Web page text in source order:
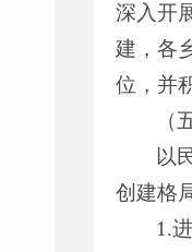
深入开
建，各
位，并
（
以
创建格
1.